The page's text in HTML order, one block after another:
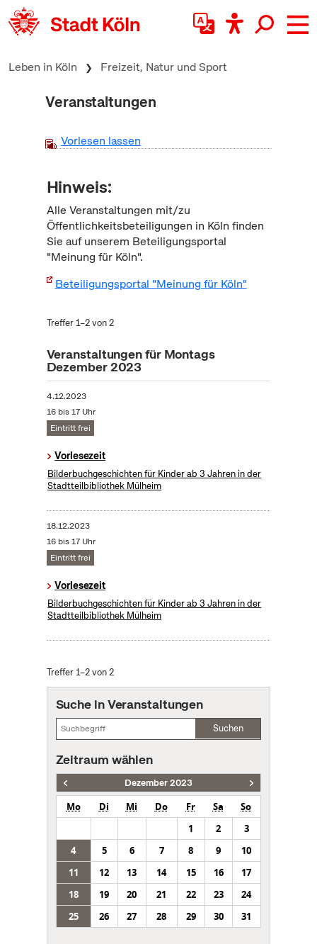
zum Inhalt springen
Leben in Köln Freizeit, Natur und Sport
Veranstaltungen
Vorlesen lassen
Hinweis:
Alle Veranstaltungen mit/zu
Öffentlichkeitsbeteiligungen in Köln finden
Sie auf unserem Beteiligungsportal
"Meinung für Köln".
Beteiligungsportal "Meinung für Köln"
Treffer 1–2 von 2
Veranstaltungen für Montags
Dezember 2023
4.12.2023
16 bis 17 Uhr
Eintritt frei
Vorlesezeit
Bilderbuchgeschichten für Kinder ab 3 Jahren in der
Stadtteilbibliothek Mülheim
18.12.2023
16 bis 17 Uhr
Eintritt frei
Vorlesezeit
Bilderbuchgeschichten für Kinder ab 3 Jahren in der
Stadtteilbibliothek Mülheim
Treffer 1–2 von 2
Suche in Veranstaltungen
Suchen
Zeitraum wählen
Dezember 2023
Mo Di Mi Do Fr Sa
So
1
2
3
4
5 6 7 8 9
10
11
12 13 14 15 16
17
18
19 20 21 22 23
24
25
26 27 28 29 30 31